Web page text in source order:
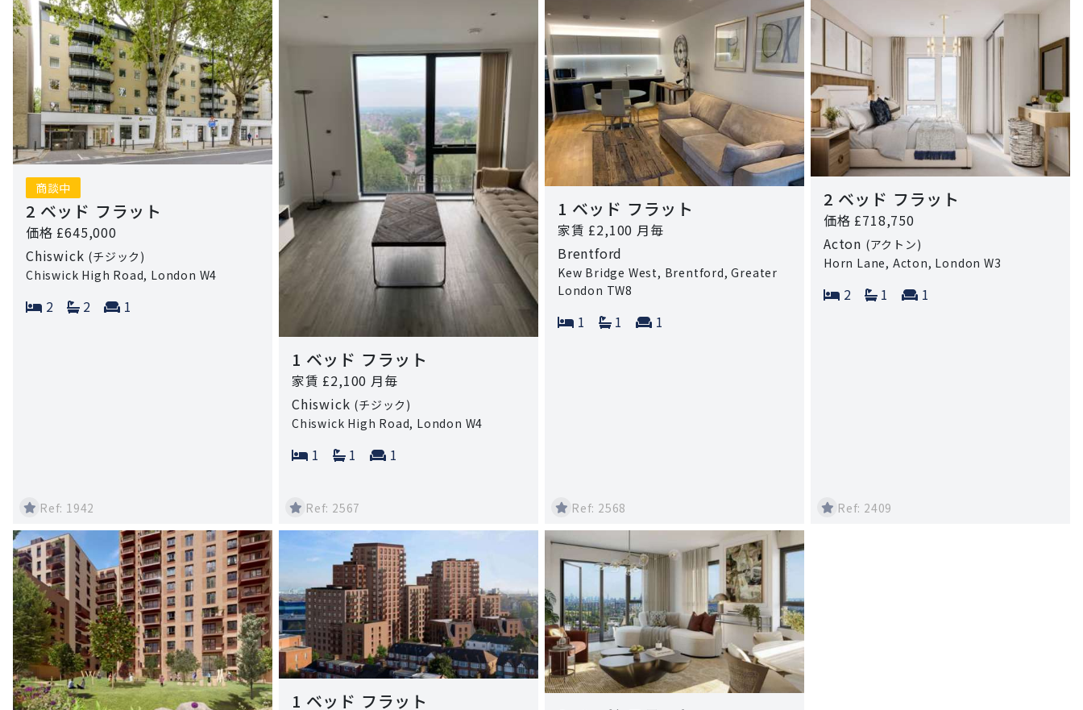
商談中
2 ベッド フラット
価格 £645,000
Chiswick (チジック)
Chiswick High Road, London W4
Bedrooms:
2 Bathrooms:
2 Reception rooms:
1
Ref: 1942
1 ベッド フラット
家賃 £2,100 月毎
Chiswick (チジック)
Chiswick High Road, London W4
Bedrooms:
1 Bathrooms:
1 Reception rooms:
1
Ref: 2567
1 ベッド フラット
家賃 £2,100 月毎
Brentford
Kew Bridge West, Brentford, Greater
London TW8
Bedrooms:
1 Bathrooms:
1 Reception rooms:
1
Ref: 2568
2 ベッド フラット
価格 £718,750
Acton (アクトン)
Horn Lane, Acton, London W3
Bedrooms:
2 Bathrooms:
1 Reception rooms:
1
Ref: 2409
1 ベッド フラット